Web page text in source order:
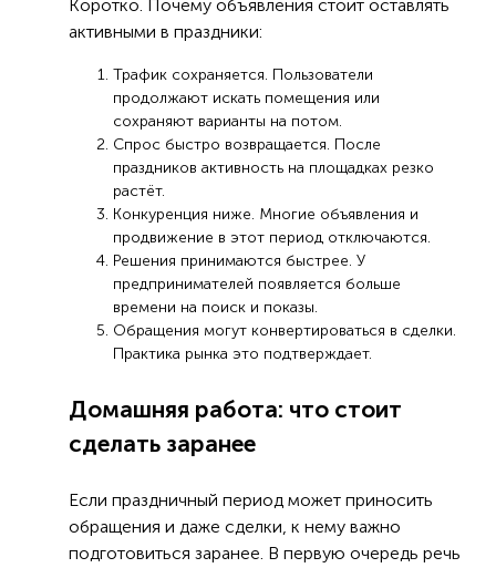
Коротко. Почему объявления стоит оставлять
активными в праздники:
Трафик сохраняется. Пользователи
продолжают искать помещения или
сохраняют варианты на потом.
Спрос быстро возвращается. После
праздников активность на площадках резко
растёт.
Конкуренция ниже. Многие объявления и
продвижение в этот период отключаются.
Решения принимаются быстрее. У
предпринимателей появляется больше
времени на поиск и показы.
Обращения могут конвертироваться в сделки.
Практика рынка это подтверждает.
Домашняя работа: что стоит
сделать заранее
Если праздничный период может приносить
обращения и даже сделки, к нему важно
подготовиться заранее. В первую очередь речь